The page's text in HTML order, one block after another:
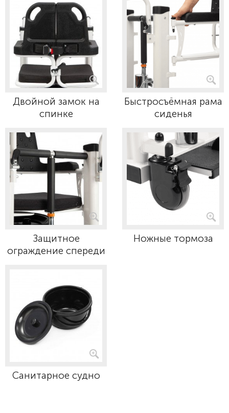
Двойной замок на
спинке
Быстросъёмная рама
сиденья
Защитное
ограждение спереди
Ножные тормоза
Санитарное судно